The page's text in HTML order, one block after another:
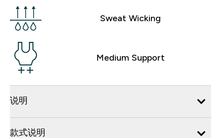
Sweat Wicking
Medium Support
说明
款式说明